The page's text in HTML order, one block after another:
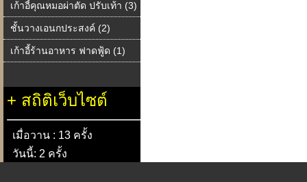
เก้าอี้คุณหมอผ่าตัด ปรับเท้า (3)
ชั้นวางเอนกประสงค์ (2)
เก้าอี้ร้านอาหาร ฟาดฟู้ด (1)
+ สถิติเว็บไซต์
เมื่อวาน : 13 ครั้ง
วันนี้: 2 ครั้ง